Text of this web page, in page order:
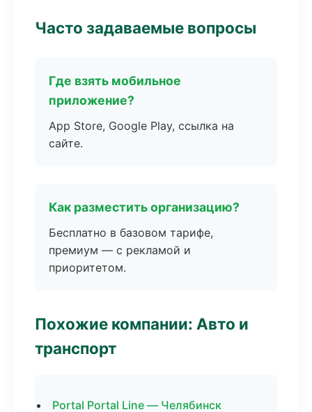
Часто задаваемые вопросы
Где взять мобильное
приложение?
App Store, Google Play, ссылка на
сайте.
Как разместить организацию?
Бесплатно в базовом тарифе,
премиум — с рекламой и
приоритетом.
Похожие компании: Авто и
транспорт
Portal Portal Line — Челябинск